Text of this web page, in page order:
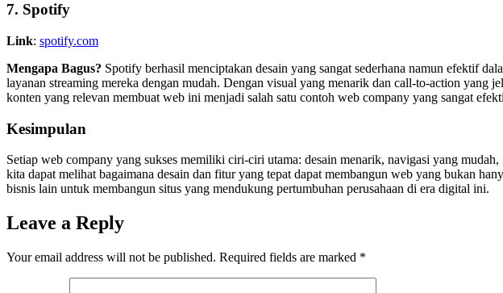
7. Spotify
Link: spotify.com
Mengapa Bagus? Spotify berhasil menciptakan desain yang sangat sederhana namun efektif
layanan streaming mereka dengan mudah. Dengan visual yang menarik dan call-to-action
konten yang relevan membuat web ini menjadi salah satu contoh web company yang sangat
Kesimpulan
Setiap web company yang sukses memiliki ciri-ciri utama: desain menarik, navigasi yang
kita dapat melihat bagaimana desain dan fitur yang tepat dapat membangun web yang bukan
bisnis lain untuk membangun situs yang mendukung pertumbuhan perusahaan di era digital ini.
Leave a Reply
Your email address will not be published. Required fields are marked *